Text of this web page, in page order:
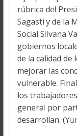
rúbrica del
Sagasti y de la
Social Silvana
gobiernos
de la calidad
mejorar las
vulnerable.
los
general por
desarrollan.